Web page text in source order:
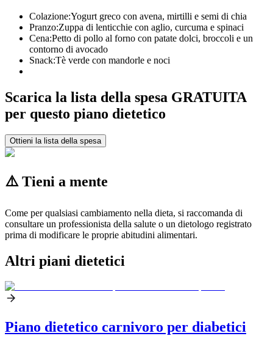
Colazione:Yogurt greco con avena, mirtilli e semi di chia
Pranzo:Zuppa di lenticchie con aglio, curcuma e spinaci
Cena:Petto di pollo al forno con patate dolci, broccoli e un
contorno di avocado
Snack:Tè verde con mandorle e noci
Scarica la lista della spesa GRATUITA
per questo piano dietetico
Ottieni la lista della spesa
⚠️ Tieni a mente
Come per qualsiasi cambiamento nella dieta, si raccomanda di
consultare un professionista della salute o un dietologo registrato
prima di modificare le proprie abitudini alimentari.
Altri piani dietetici
Piano dietetico carnivoro per diabetici